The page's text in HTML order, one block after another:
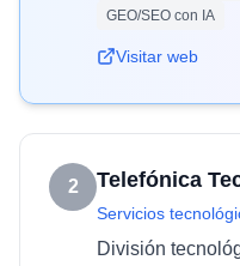
GEO/SEO con IA
Visitar web
2 Telefónica
Servicios
División